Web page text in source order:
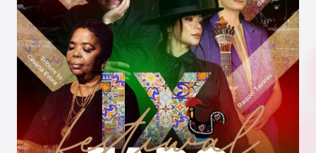
Wyszukaj